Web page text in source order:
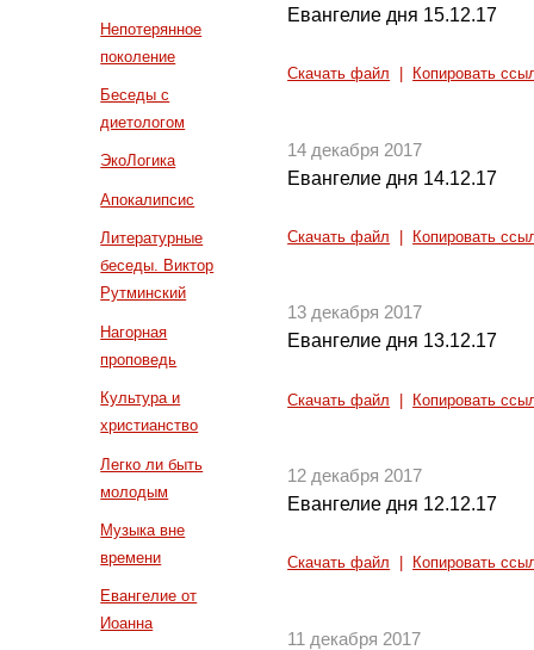
Непотерянное
поколение
Беседы с
диетологом
ЭкоЛогика
Апокалипсис
Литературные
беседы. Виктор
Рутминский
Нагорная
проповедь
Культура и
христианство
Легко ли быть
молодым
Музыка вне
времени
Евангелие от
Иоанна
Евангелие дня 15.12.17
Скачать файл Копировать
14 декабря 2017
Евангелие дня 14.12.17
Скачать файл Копировать
13 декабря 2017
Евангелие дня 13.12.17
Скачать файл Копировать
12 декабря 2017
Евангелие дня 12.12.17
Скачать файл Копировать
11 декабря 2017